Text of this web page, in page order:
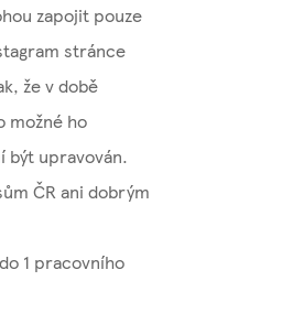
zapojit pouze
stránce
že v době
možné ho
být upravován.
ČR ani dobrým
1 pracovního